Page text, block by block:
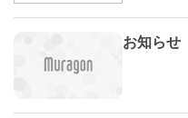
お知らせ